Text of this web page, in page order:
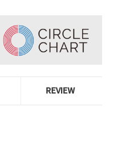
REVIEW